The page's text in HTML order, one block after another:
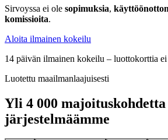
Sirvoyssa ei ole sopimuksia,
komissioita.
Aloita ilmainen kokeilu
14 päivän ilmainen kokeilu – luottokorttia
Luotettu maailmanlaajuisesti
Yli 4 000
järjestelmäämme